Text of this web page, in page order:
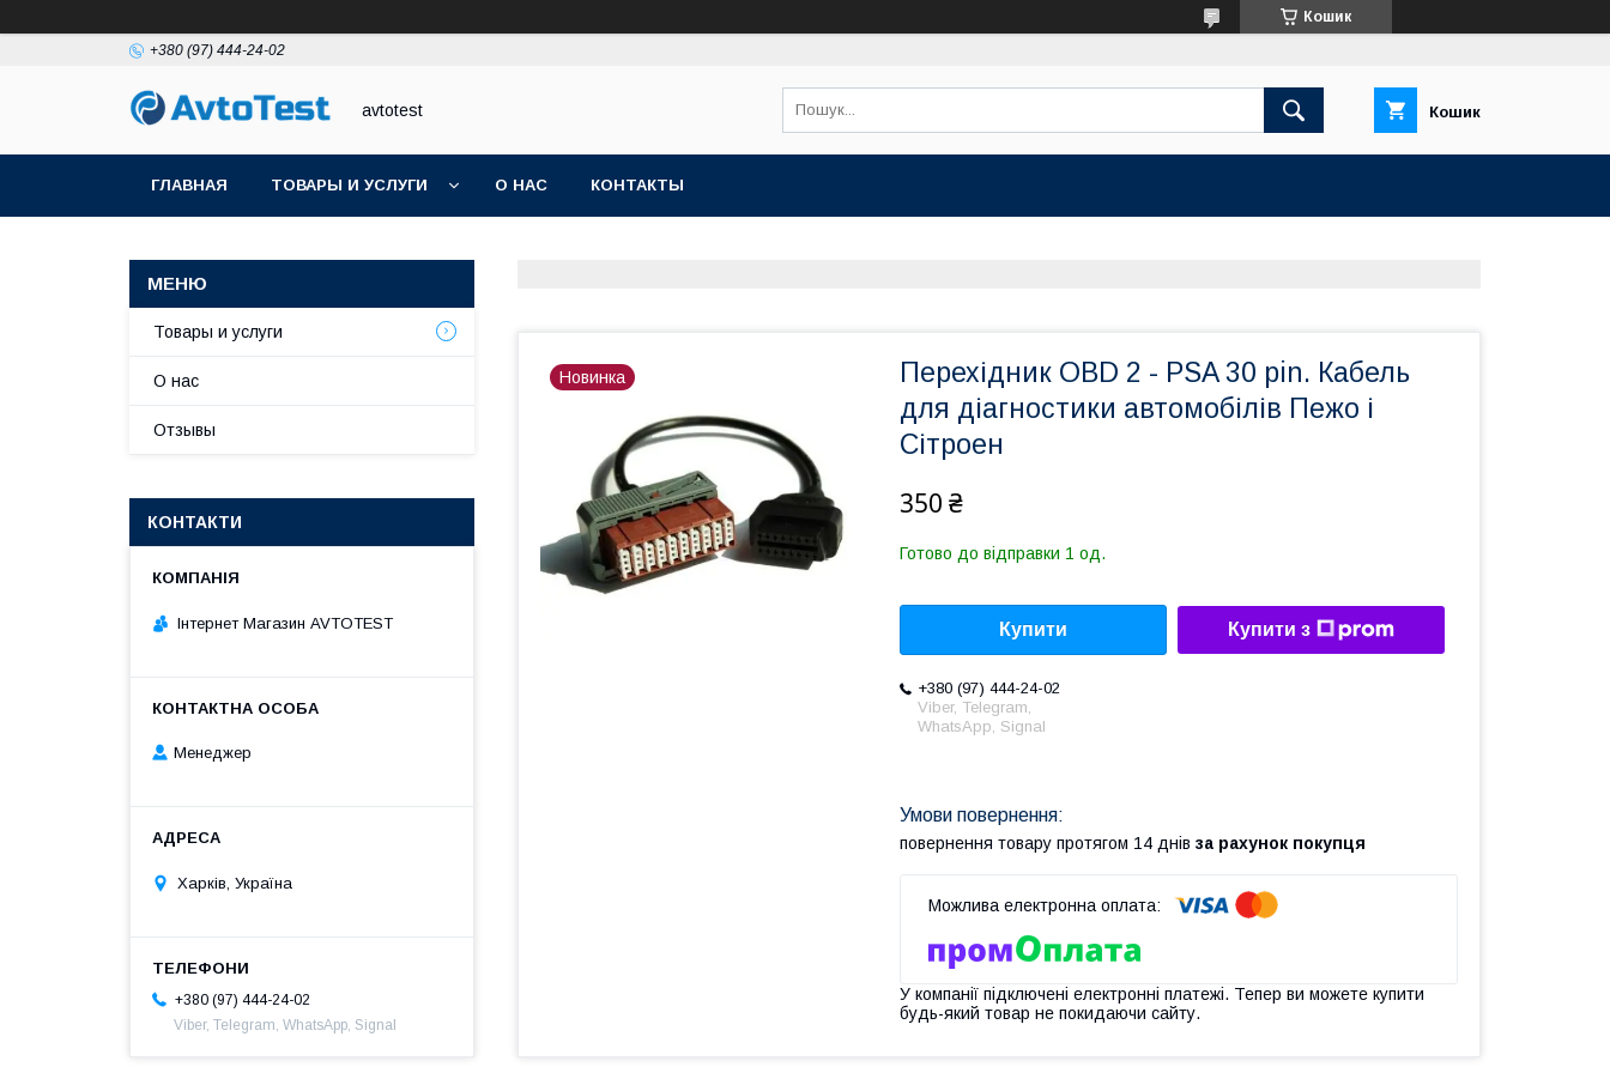
Кошик
+380 (97) 444-24-02
avtotest Кошик
ГЛАВНАЯ ТОВАРЫ И УСЛУГИ О НАС КОНТАКТЫ
Новинка
Перехідник OBD 2 - PSA 30 pin. Кабель
для діагностики автомобілів Пежо і
Сітроен
350 ₴
Готово до відправки 1 од.
Купити Купити з
+380 (97) 444-24-02
Viber, Telegram,
WhatsApp, Signal
повернення товару протягом 14 днів за рахунок покупця
У компанії підключені електронні платежі. Тепер ви можете купити
будь-який товар не покидаючи сайту.
Товары и услуги
О нас
Отзывы
КОНТАКТИ
Інтернет Магазин AVTOTEST
Менеджер
Харків, Україна
+380 (97) 444-24-02
Viber, Telegram, WhatsApp, Signal